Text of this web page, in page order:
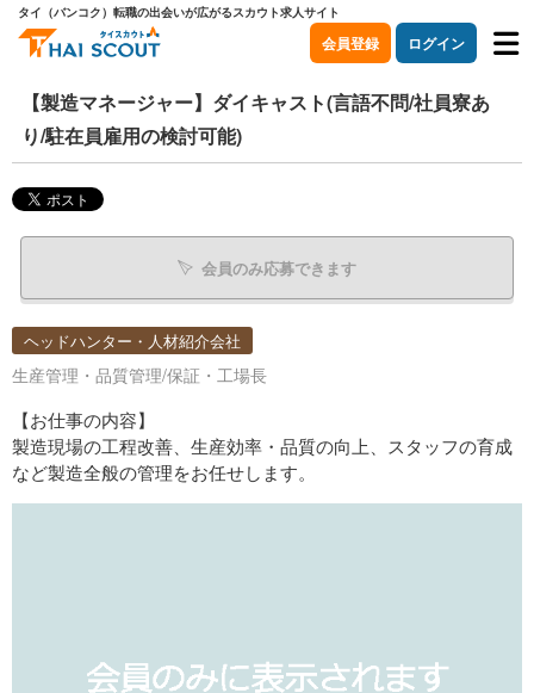
タイ（バンコク）転職の出会いが広がるスカウト求人サイト
会員登録 ログイン
【製造マネージャー】ダイキャスト(言語不問/社員寮あ
り/駐在員雇用の検討可能)
会員のみ応募できます
ヘッドハンター・人材紹介会社
生産管理・品質管理/保証・工場長
【お仕事の内容】
製造現場の工程改善、生産効率・品質の向上、スタッフの育成
など製造全般の管理をお任せします。